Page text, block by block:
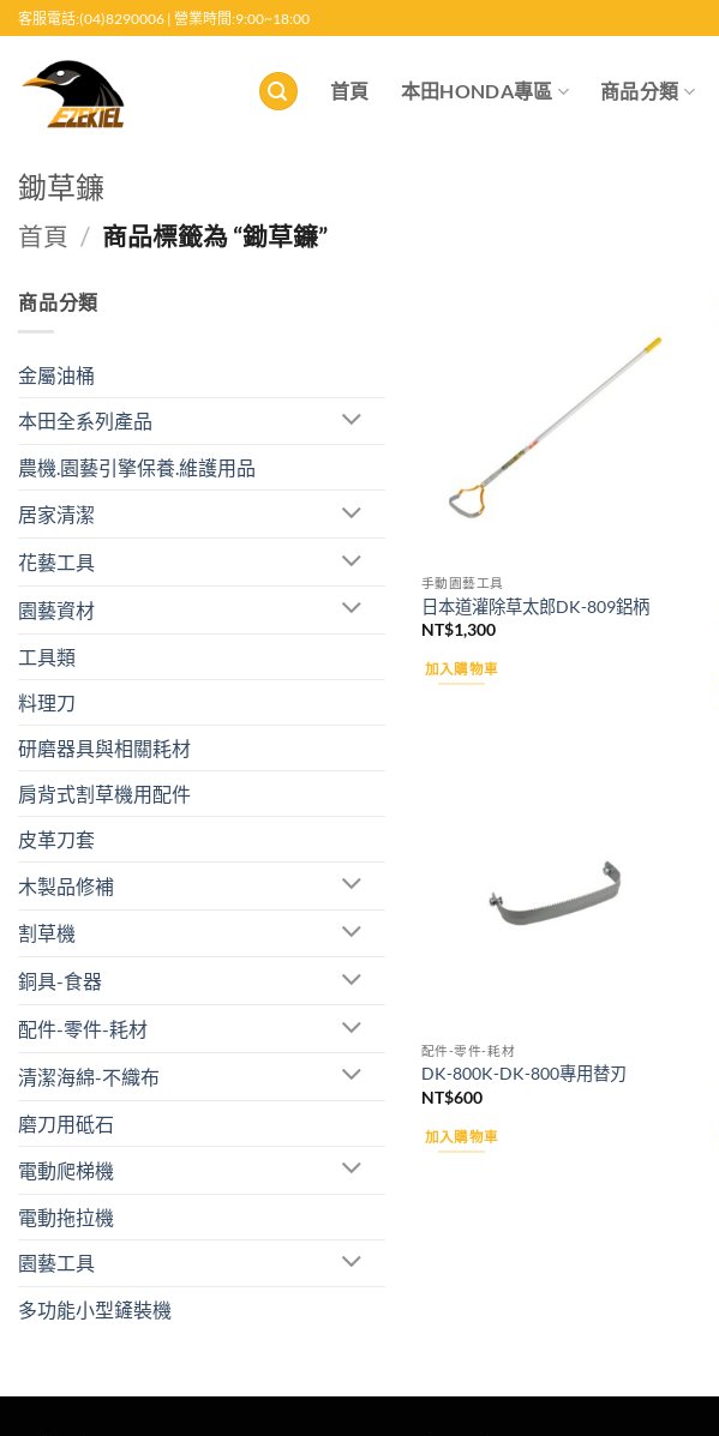
至
客服電話:(04)8290006 | 營業時間:9:00~18:00
首頁 本田HONDA專區 商品分類
鋤草鐮
首頁 / 商品標籤為 “鋤草鐮”
商品分類
金屬油桶
本田全系列產品
農機.園藝引擎保養.維護用品
居家清潔
花藝工具
園藝資材
工具類
料理刀
研磨器具與相關耗材
肩背式割草機用配件
皮革刀套
木製品修補
割草機
銅具-食器
配件-零件-耗材
清潔海綿-不織布
磨刀用砥石
電動爬梯機
電動拖拉機
園藝工具
多功能小型鏟裝機
Add to
wishlist
手動園藝工具
日本道灌除草太郎DK-809鋁柄
NT$1,300
加入購物車
配件-零件-耗材
DK-800K-DK-800專用替刃
NT$600
加入購物車